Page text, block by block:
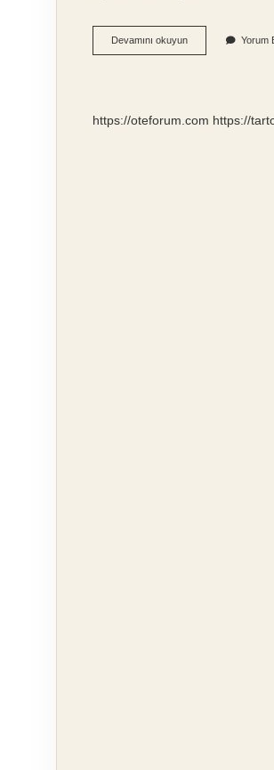
Devamını okuyunNegatif
Ideal
Yorum
https://oteforum.com https://